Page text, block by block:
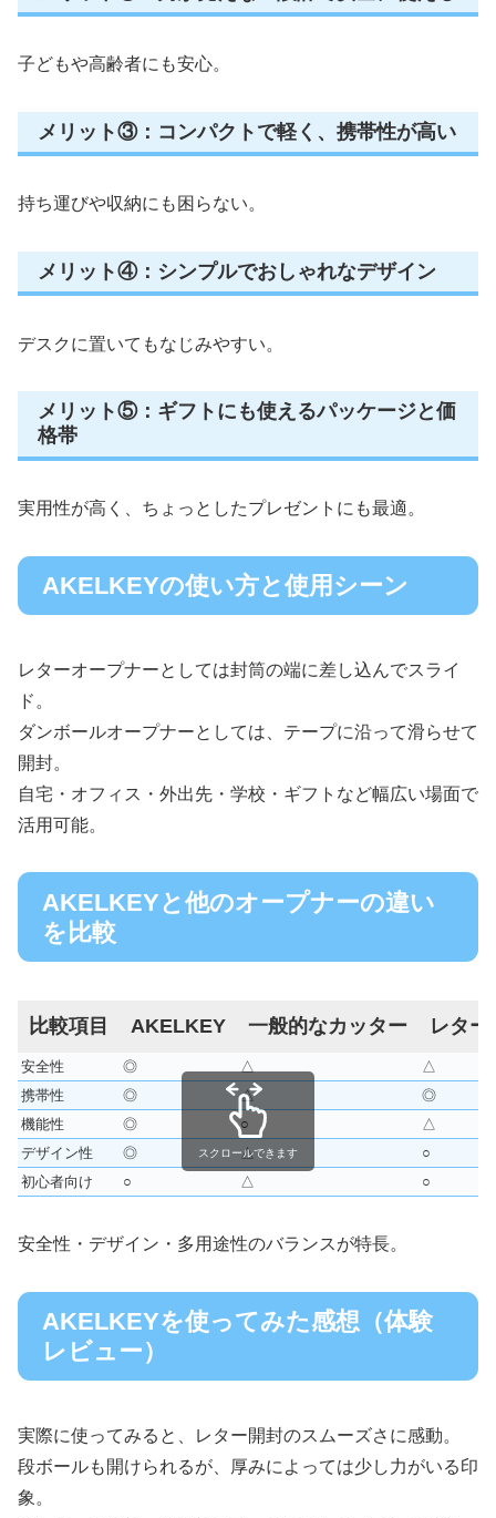
子どもや高齢者にも安心。
メリット③：コンパクトで軽く、携帯性が高い
持ち運びや収納にも困らない。
メリット④：シンプルでおしゃれなデザイン
デスクに置いてもなじみやすい。
メリット⑤：ギフトにも使えるパッケージと価
格帯
実用性が高く、ちょっとしたプレゼントにも最適。
AKELKEYの使い方と使用シーン
レターオープナーとしては封筒の端に差し込んでスライ
ド。
ダンボールオープナーとしては、テープに沿って滑らせて
開封。
自宅・オフィス・外出先・学校・ギフトなど幅広い場面で
活用可能。
AKELKEYと他のオープナーの違い
を比較
比較項目 AKELKEY 一般的なカッター レター
安全性 ◎ △
△
携帯性
◎ △
◎
機能性
◎ ○
△
デザイン性
◎ △
○
初心者向け
○ △ ○
スクロールできます
安全性・デザイン・多用途性のバランスが特長。
AKELKEYを使ってみた感想（体験
レビュー）
実際に使ってみると、レター開封のスムーズさに感動。
段ボールも開けられるが、厚みによっては少し力がいる印
象。